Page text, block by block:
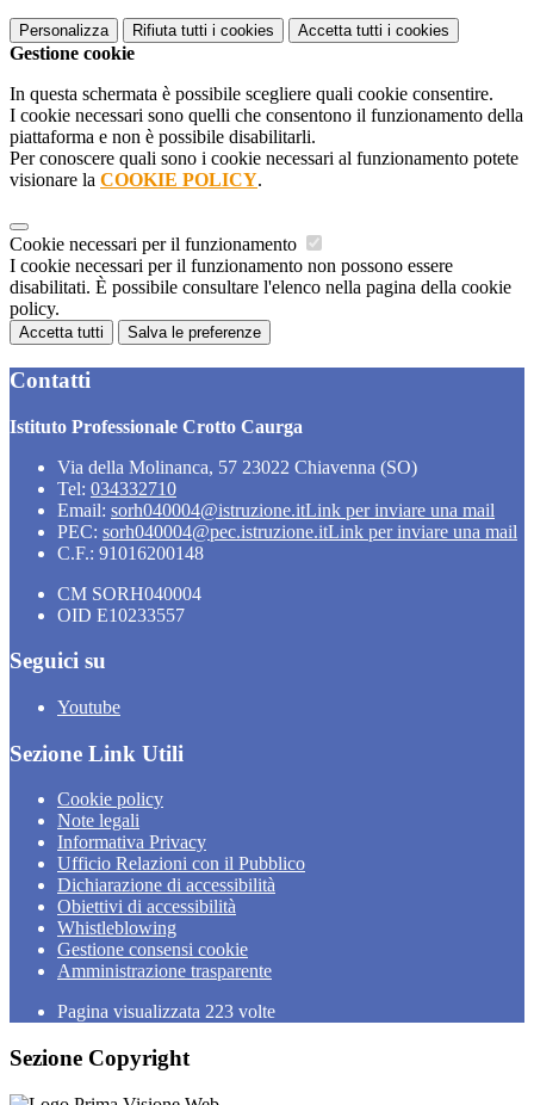
Personalizza Rifiuta tutti i cookies Accetta tutti i cookies
Gestione cookie
In questa schermata è possibile scegliere quali cookie consentire.
I cookie necessari sono quelli che consentono il funzionamento della
piattaforma e non è possibile disabilitarli.
Per conoscere quali sono i cookie necessari al funzionamento potete
visionare la COOKIE POLICY.
Cookie necessari per il funzionamento
I cookie necessari per il funzionamento non possono essere
disabilitati. È possibile consultare l'elenco nella pagina della cookie
policy.
Accetta tutti Salva le preferenze
Contatti
Istituto Professionale Crotto Caurga
Via della Molinanca, 57 23022 Chiavenna (SO)
Tel: 034332710
Email: sorh040004@istruzione.itLink per inviare una mail
PEC: sorh040004@pec.istruzione.itLink per inviare una mail
C.F.: 91016200148
CM SORH040004
OID E10233557
Seguici su
Youtube
Sezione Link Utili
Cookie policy
Note legali
Informativa Privacy
Ufficio Relazioni con il Pubblico
Dichiarazione di accessibilità
Obiettivi di accessibilità
Whistleblowing
Gestione consensi cookie
Amministrazione trasparente
Pagina visualizzata 223 volte
Sezione Copyright